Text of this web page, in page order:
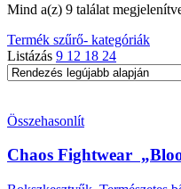
Mind a(z) 9 találat
Termék szűrő- kategóriák
Listázás 9 12 18 24
Összehasonlít
Chaos Fightwear